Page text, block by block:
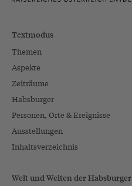
Textmodus
Themen
Aspekte
Zeiträume
Habsburger
Personen, Orte & Ereignisse
Ausstellungen
Inhaltsverzeichnis
Welt und Welten der Habsburger